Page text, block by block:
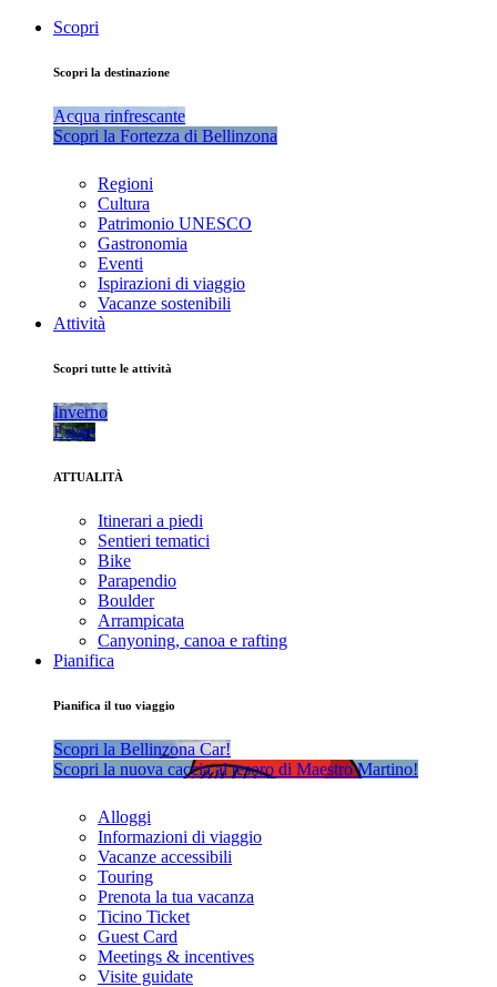
Scopri
Scopri la destinazione
Acqua rinfrescante
Scopri la Fortezza di Bellinzona
Regioni
Cultura
Patrimonio UNESCO
Gastronomia
Eventi
Ispirazioni di viaggio
Vacanze sostenibili
Attività
Scopri tutte le attività
Inverno
Estate
ATTUALITÀ
Itinerari a piedi
Sentieri tematici
Bike
Parapendio
Boulder
Arrampicata
Canyoning, canoa e rafting
Pianifica
Pianifica il tuo viaggio
Scopri la Bellinzona Car!
Scopri la nuova caccia al tesoro di Maestro Martino!
Alloggi
Informazioni di viaggio
Vacanze accessibili
Touring
Prenota la tua vacanza
Ticino Ticket
Guest Card
Meetings & incentives
Visite guidate